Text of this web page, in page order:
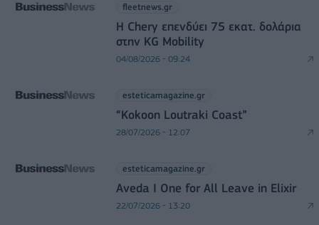
fleetnews.gr
Η Chery επενδύει 75 εκατ. δολάρια
στην KG Mobility
04/08/2026 - 09:24
esteticamagazine.gr
“Kokoon Loutraki Coast”
28/07/2026 - 12:07
esteticamagazine.gr
Aveda I One for All Leave in Elixir
22/07/2026 - 13:20